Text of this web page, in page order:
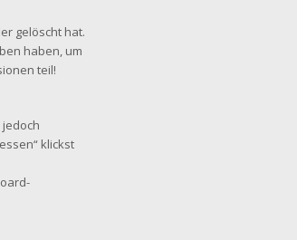
gelöscht hat.
haben, um
teil!
klickst